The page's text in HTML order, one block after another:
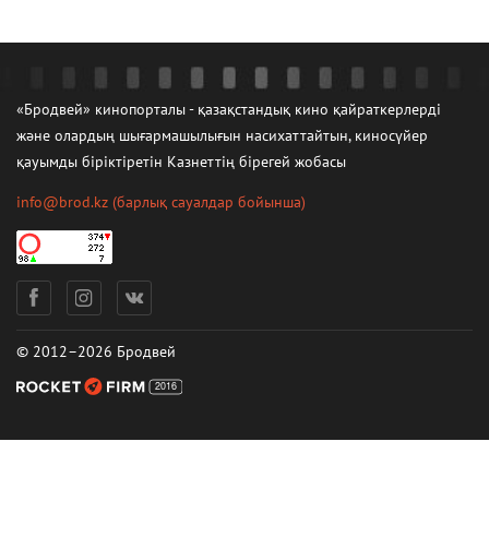
«Бродвей» кинопорталы - қазақстандық кино қайраткерлерді
және олардың шығармашылығын насихаттайтын, киносүйер
қауымды біріктіретін Казнеттің бірегей жобасы
info@brod.kz (барлық сауалдар бойынша)
© 2012–2026 Бродвей